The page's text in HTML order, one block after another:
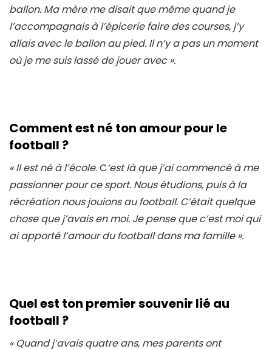
ballon. Ma mère me disait que même quand je
l’accompagnais à l’épicerie faire des courses, j’y
allais avec le ballon au pied. Il n’y a pas un moment
où je me suis lassé de jouer avec ».
Comment est né ton amour pour le
football ?
« Il est né à l’école. C‘est là que j’ai commencé à me
passionner pour ce sport. Nous étudions, puis à la
récréation nous jouions au football. C’était quelque
chose que j’avais en moi. Je pense que c’est moi qui
ai apporté l’amour du football dans ma famille ».
Quel est ton premier souvenir lié au
football ?
« Quand j’avais quatre ans, mes parents ont